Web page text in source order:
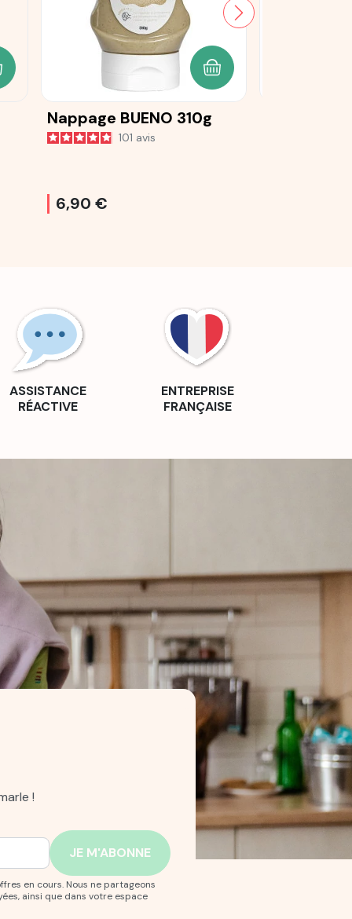
AU PANIER
Nappage BUENO 310g
101 avis
6,90 €
AJOUTER AU PANIER
ASSISTANCE
RÉACTIVE
ENTREPRISE
FRANÇAISE
!
en cours. Nous ne partageons
ainsi que dans votre espace